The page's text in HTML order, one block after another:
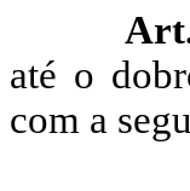
até o
com a